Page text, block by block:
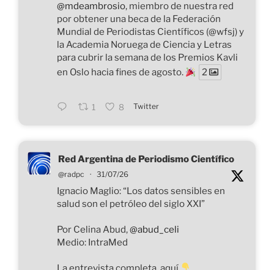
@mdeambrosio, miembro de nuestra red
por obtener una beca de la Federación
Mundial de Periodistas Científicos (@wfsj) y
la Academia Noruega de Ciencia y Letras
para cubrir la semana de los Premios Kavli
en Oslo hacia fines de agosto.
2
1 8 Twitter
Red Argentina de Periodismo Científico
@radpc · 31/07/26
Ignacio Maglio: “Los datos sensibles en
salud son el petróleo del siglo XXI”
Por Celina Abud,@abud_celi
Medio: IntraMed